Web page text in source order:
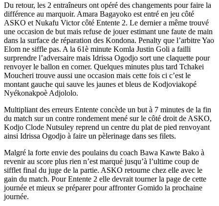
Du retour, les 2 entraîneurs ont opéré des changements pour faire la
différence au marquoir. Amara Bagayoko est entré en jeu côté
ASKO et Nukafu Victor côté Entente 2. Le dernier a même trouvé
une occasion de but mais refuse de jouer estimant une faute de main
dans la surface de réparation des Kondona. Penalty que l’arbitre Yao
Elom ne siffle pas. A la 61è minute Komla Justin Goli a failli
surprendre l’adversaire mais Idrissa Ogodjo sort une claquette pour
renvoyer le ballon en corner. Quelques minutes plus tard Tchakei
Moucheri trouve aussi une occasion mais cette fois ci c’est le
montant gauche qui sauve les jaunes et bleus de Kodjoviakopé
Nyékonakpoè Adjololo.
Multipliant des erreurs Entente concède un but à 7 minutes de la fin
du match sur un contre rondement mené sur le côté droit de ASKO,
Kodjo Clode Nutsuley reprend un centre du plat de pied renvoyant
ainsi Idrissa Ogodjo à faire un pèlerinage dans ses filets.
Malgré la forte envie des poulains du coach Bawa Kawte Bako à
revenir au score plus rien n’est marqué jusqu’à l’ultime coup de
sifflet final du juge de la partie. ASKO retourne chez elle avec le
gain du match. Pour Entente 2 elle devrait tourner la page de cette
journée et mieux se préparer pour affronter Gomido la prochaine
journée.